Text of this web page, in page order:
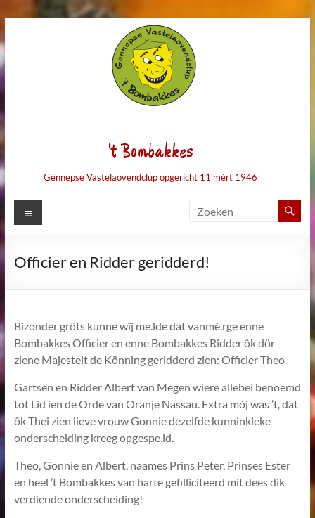
naar
de
inhoud
't Bombakkes
Génnepse Vastelaovendclup opgericht 11 mért 1946
Menu
Officier en Ridder geridderd!
Bizonder gröts kunne wïj me.lde dat vanmé.rge enne
Bombakkes Officier en enne Bombakkes Ridder ôk dör
ziene Majesteit de Könning geridderd zien: Officier Theo
Gartsen en Ridder Albert van Megen wiere allebei benoemd
tot Lid ien de Orde van Oranje Nassau. Extra mój was ’t, dat
ôk Thei zien lieve vrouw Gonnie dezelfde kunninkleke
onderscheiding kreeg opgespe.ld.
Theo, Gonnie en Albert, naames Prins Peter, Prinses Ester
en heel ’t Bombakkes van harte gefilliciteerd mit dees dik
verdiende onderscheiding!